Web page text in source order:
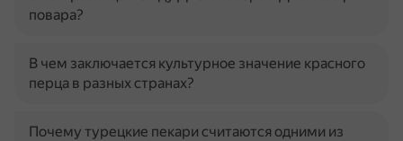
повара?
В чем заключается культурное значение красного
перца в разных странах?
Почему турецкие пекари считаются одними из